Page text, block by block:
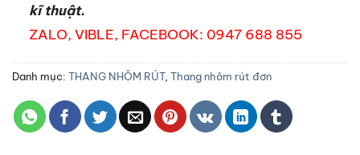
kĩ thuật.
ZALO, VIBLE, FACEBOOK: 0947 688 855
Danh mục: THANG NHÔM RÚT, Thang nhôm rút đơn